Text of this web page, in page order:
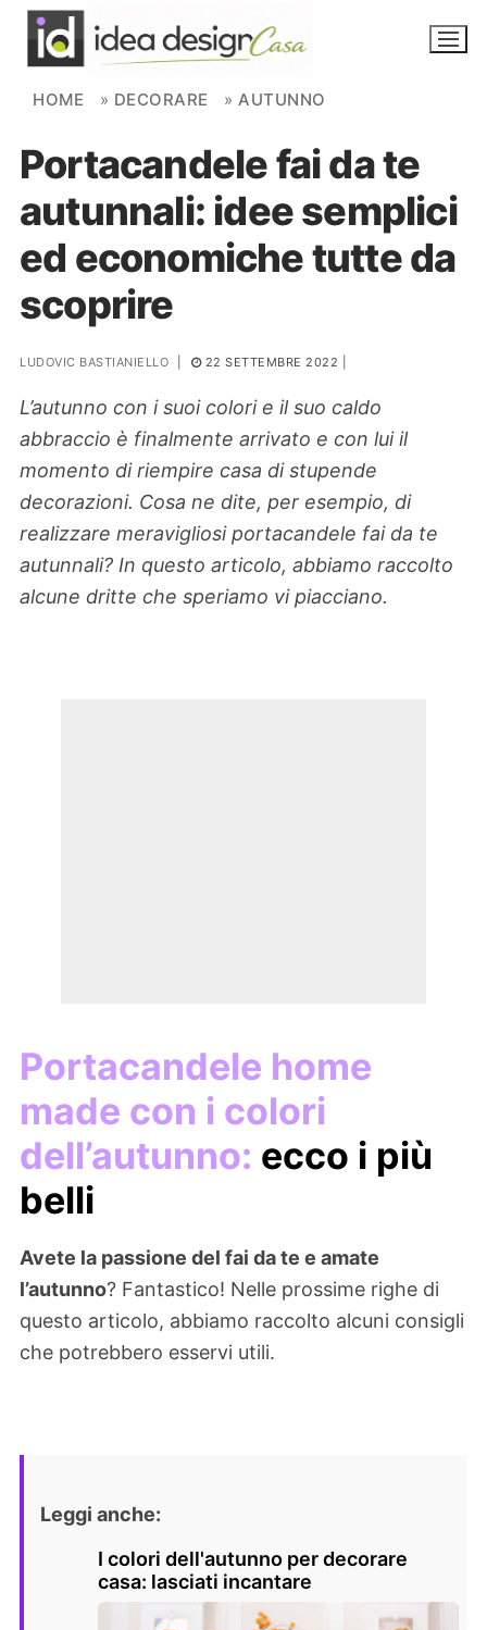
Skip to content
NOVITÀ
AMBIENTI
FAI DA TE
PIANTE
Ortaggio
HOME » DECORARE » AUTUNNO
Portacandele fai da te
autunnali: idee semplici
ed economiche tutte da
scoprire
LUDOVIC BASTIANIELLO 22 SETTEMBRE 2022
L’autunno con i suoi colori e il suo caldo
abbraccio è finalmente arrivato e con lui il
momento di riempire casa di stupende
decorazioni. Cosa ne dite, per esempio, di
realizzare meravigliosi portacandele fai da te
autunnali? In questo articolo, abbiamo raccolto
alcune dritte che speriamo vi piacciano.
Portacandele home
made con i colori
dell’autunno: ecco i più
belli
Avete la passione del fai da te e amate
l’autunno? Fantastico! Nelle prossime righe di
questo articolo, abbiamo raccolto alcuni consigli
che potrebbero esservi utili.
Leggi anche:
I colori dell'autunno per decorare
casa: lasciati incantare